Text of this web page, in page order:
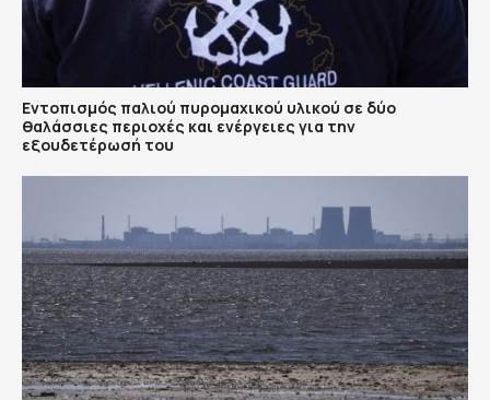
Εντοπισμός παλιού πυρομαχικού υλικού σε δύο
θαλάσσιες περιοχές και ενέργειες για την
εξουδετέρωσή του